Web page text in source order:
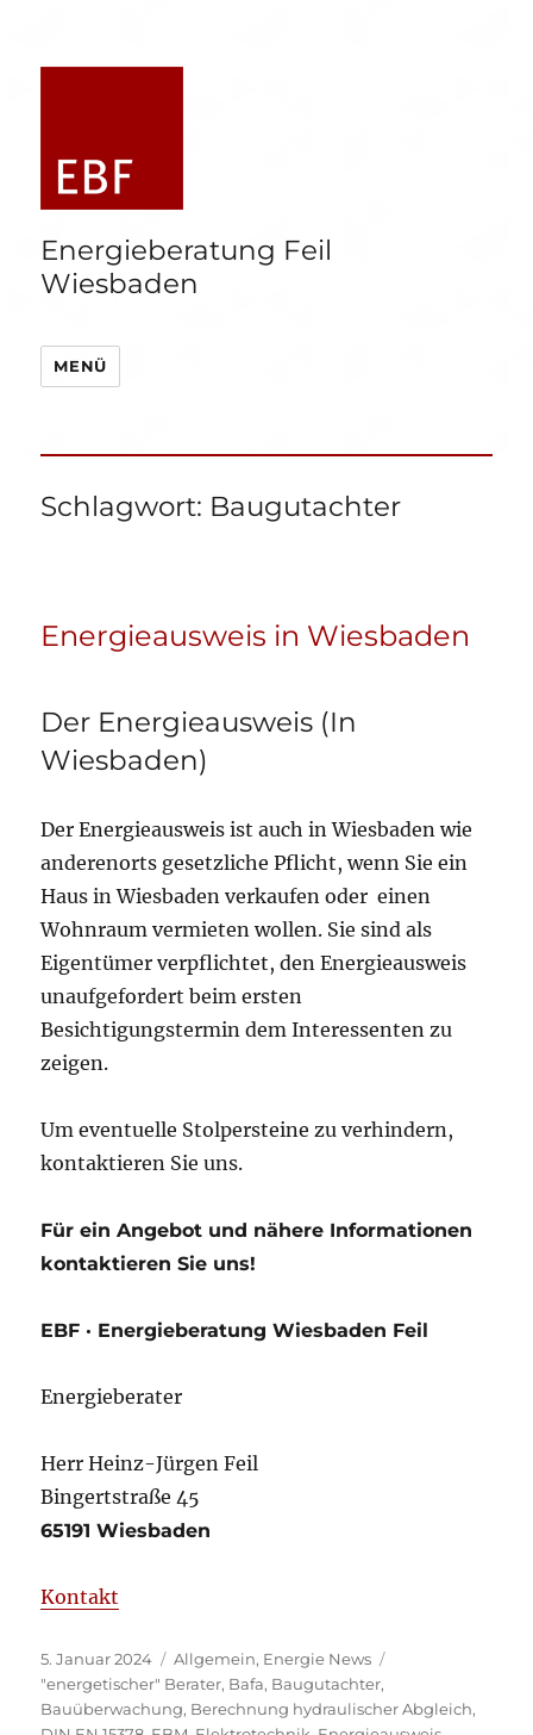
Energieberatung Feil
Wiesbaden
MENÜ
Schlagwort: Baugutachter
Energieausweis in Wiesbaden
Der Energieausweis (In
Wiesbaden)
Der Energieausweis ist auch in Wiesbaden wie
anderenorts gesetzliche Pflicht, wenn Sie ein
Haus in Wiesbaden verkaufen oder einen
Wohnraum vermieten wollen. Sie sind als
Eigentümer verpflichtet, den Energieausweis
unaufgefordert beim ersten
Besichtigungstermin dem Interessenten zu
zeigen.
Um eventuelle Stolpersteine zu verhindern,
kontaktieren Sie uns.
Für ein Angebot und nähere Informationen
kontaktieren Sie uns!
EBF · Energieberatung Wiesbaden Feil
Energieberater
Herr Heinz-Jürgen Feil
Bingertstraße 45
65191 Wiesbaden
Kontakt
Veröffentlicht
am
5. Januar 2024 Kategorien
Allgemein, Energie News
Schlagwörter
"energetischer" Berater, Bafa, Baugutachter,
Bauüberwachung, Berechnung hydraulischer Abgleich,